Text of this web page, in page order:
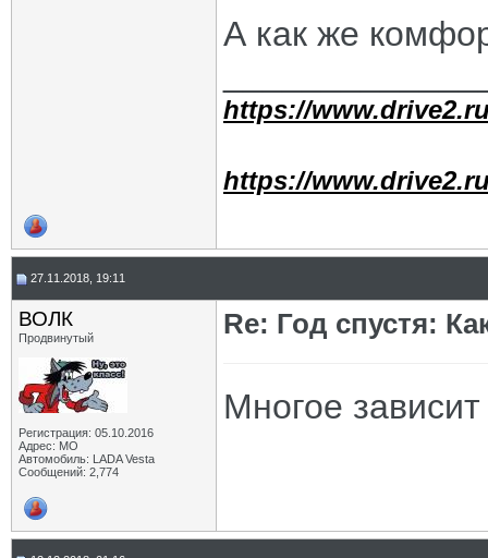
А как же
https://
https://
27.11.2018, 19:11
ВОЛК
Продвинутый
Регистрация: 05.10.2016
Адрес: МО
Автомобиль: LADA Vesta
Сообщений: 2,774
Re: Год спустя:
Многое